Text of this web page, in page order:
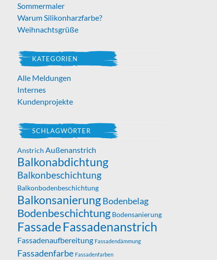
Sommermaler
Warum Silikonharzfarbe?
Weihnachtsgrüße
KATEGORIEN
Alle Meldungen
Internes
Kundenprojekte
SCHLAGWÖRTER
Anstrich Außenanstrich
Balkonabdichtung
Balkonbeschichtung
Balkonbodenbeschichtung
BalkonsanierungBodenbelag
Bodenbeschichtung Bodensanierung
Fassade Fassadenanstrich
Fassadenaufbereitung Fassadendämmung
Fassadenfarbe Fassadenfarben